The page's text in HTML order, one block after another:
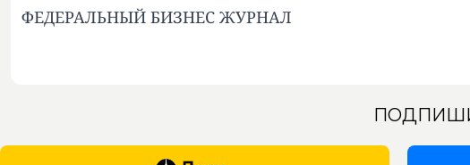
ФЕДЕРАЛЬНЫЙ БИЗНЕС ЖУРНАЛ